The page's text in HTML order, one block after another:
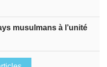
musulmans à l’unité